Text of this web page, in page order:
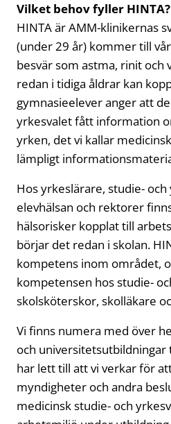
Vilket behov fyller HINTA?
HINTA är AMM-klinikernas
(under 29 år) kommer till
besvär som astma, rinit och
redan i tidiga åldrar kan
gymnasieelever anger att
yrkesvalet fått information
yrken, det vi kallar
lämpligt
Hos yrkeslärare, studie- och
elevhälsan och rektorer
hälsorisker kopplat till
börjar det redan i skolan.
kompetens inom området,
kompetensen hos studie-
skolsköterskor, skolläkare
Vi finns numera med över
och
har lett till att vi verkar för
myndigheter och andra
medicinsk studie- och